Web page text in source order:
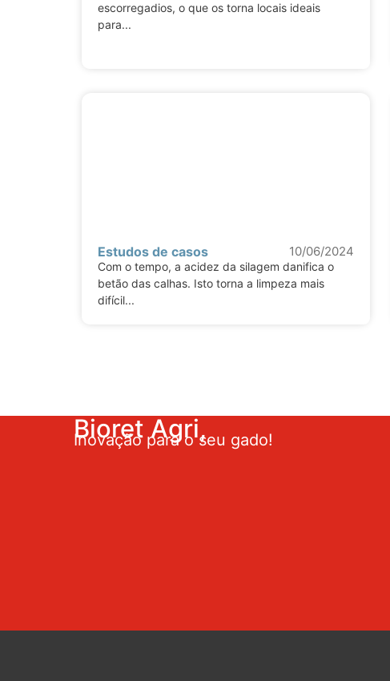
escorregadios, o que os torna locais ideais
para...
Estudos de casos 10/06/2024
Com o tempo, a acidez da silagem danifica o
betão das calhas. Isto torna a limpeza mais
difícil...
Bioret Agri,
Inovação para o seu gado!